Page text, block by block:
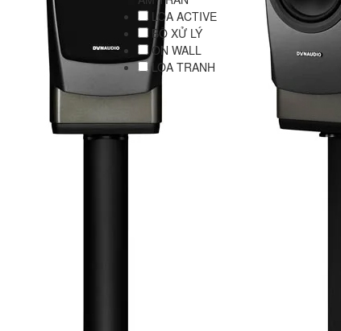
LOA ACTIVE
BỘ XỬ LÝ
ON WALL
LOA TRANH